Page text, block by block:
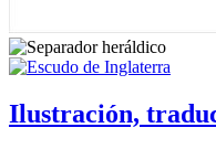
Ilustración,